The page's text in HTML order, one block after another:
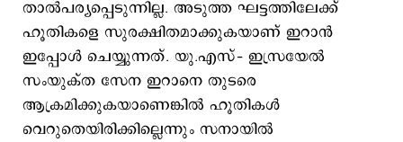
താല്‍പര്യപ്പെടുന്നില്ല. അടുത്ത ഘട്ടത്തിലേക്ക്
ഹൂതികളെ സുരക്ഷിതമാക്കുകയാണ് ഇറാന്‍
ഇപ്പോള്‍ ചെയ്യുന്നത്. യു.എസ്– ഇസ്രയേല്‍
സംയുക്ത സേന ഇറാനെ തുടരെ
ആക്രമിക്കുകയാണെങ്കില്‍ ഹൂതികള്‍
വെറുതെയിരിക്കില്ലെന്നും സനായില്‍